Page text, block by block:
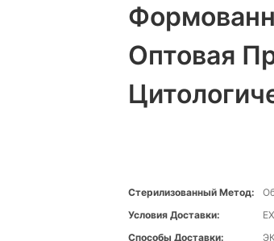
Оптовая
Стерилизованный Метод:
Условия Доставки:
Способы Доставки: